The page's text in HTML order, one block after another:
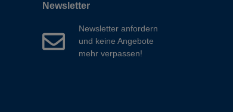
Newsletter
Newsletter anfordern
und keine Angebote
mehr verpassen!